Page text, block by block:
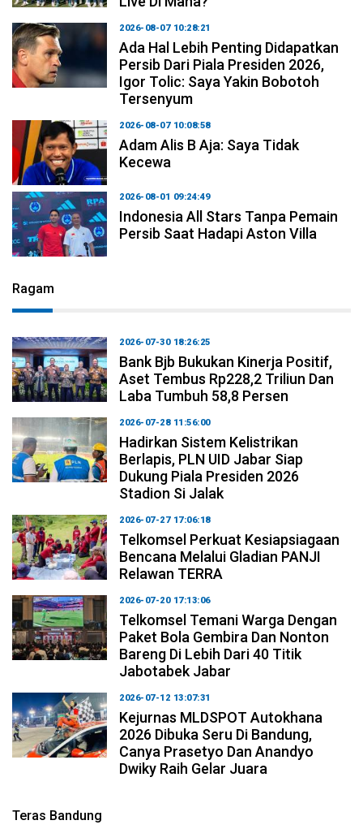
2026-08-07 10:28:21
Ada Hal Lebih Penting Didapatkan
Persib Dari Piala Presiden 2026,
Igor Tolic: Saya Yakin Bobotoh
Tersenyum
2026-08-07 10:08:58
Adam Alis B Aja: Saya Tidak
Kecewa
2026-08-01 09:24:49
Indonesia All Stars Tanpa Pemain
Persib Saat Hadapi Aston Villa
Ragam
2026-07-30 18:26:25
Bank Bjb Bukukan Kinerja Positif,
Aset Tembus Rp228,2 Triliun Dan
Laba Tumbuh 58,8 Persen
2026-07-28 11:56:00
Hadirkan Sistem Kelistrikan
Berlapis, PLN UID Jabar Siap
Dukung Piala Presiden 2026
Stadion Si Jalak
2026-07-27 17:06:18
Telkomsel Perkuat Kesiapsiagaan
Bencana Melalui Gladian PANJI
Relawan TERRA
2026-07-20 17:13:06
Telkomsel Temani Warga Dengan
Paket Bola Gembira Dan Nonton
Bareng Di Lebih Dari 40 Titik
Jabotabek Jabar
2026-07-12 13:07:31
Kejurnas MLDSPOT Autokhana
2026 Dibuka Seru Di Bandung,
Canya Prasetyo Dan Anandyo
Dwiky Raih Gelar Juara
Teras Bandung